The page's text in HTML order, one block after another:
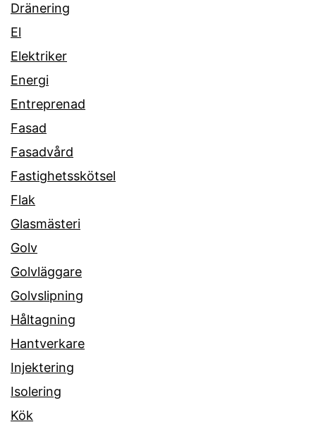
Dränering
El
Elektriker
Energi
Entreprenad
Fasad
Fasadvård
Fastighetsskötsel
Flak
Glasmästeri
Golv
Golvläggare
Golvslipning
Håltagning
Hantverkare
Injektering
Isolering
Kök